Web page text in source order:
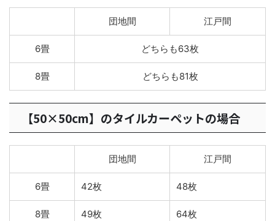
団地間 江戸間
6畳 どちらも63枚
8畳 どちらも81枚
【50×50cm】のタイルカーペットの場合
団地間 江戸間
6畳 42枚 48枚
8畳 49枚 64枚